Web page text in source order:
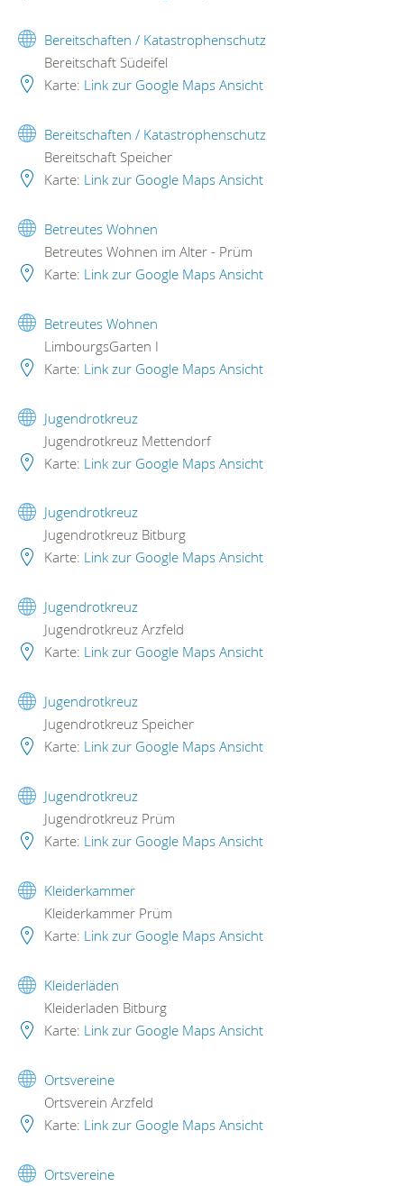
Bereitschaften / Katastrophenschutz
Bereitschaft Südeifel
Karte: Link zur Google Maps Ansicht
Bereitschaften / Katastrophenschutz
Bereitschaft Speicher
Karte: Link zur Google Maps Ansicht
Betreutes Wohnen
Betreutes Wohnen im Alter - Prüm
Karte: Link zur Google Maps Ansicht
Betreutes Wohnen
LimbourgsGarten I
Karte: Link zur Google Maps Ansicht
Jugendrotkreuz
Jugendrotkreuz Mettendorf
Karte: Link zur Google Maps Ansicht
Jugendrotkreuz
Jugendrotkreuz Bitburg
Karte: Link zur Google Maps Ansicht
Jugendrotkreuz
Jugendrotkreuz Arzfeld
Karte: Link zur Google Maps Ansicht
Jugendrotkreuz
Jugendrotkreuz Speicher
Karte: Link zur Google Maps Ansicht
Jugendrotkreuz
Jugendrotkreuz Prüm
Karte: Link zur Google Maps Ansicht
Kleiderkammer
Kleiderkammer Prüm
Karte: Link zur Google Maps Ansicht
Kleiderläden
Kleiderladen Bitburg
Karte: Link zur Google Maps Ansicht
Ortsvereine
Ortsverein Arzfeld
Karte: Link zur Google Maps Ansicht
Ortsvereine